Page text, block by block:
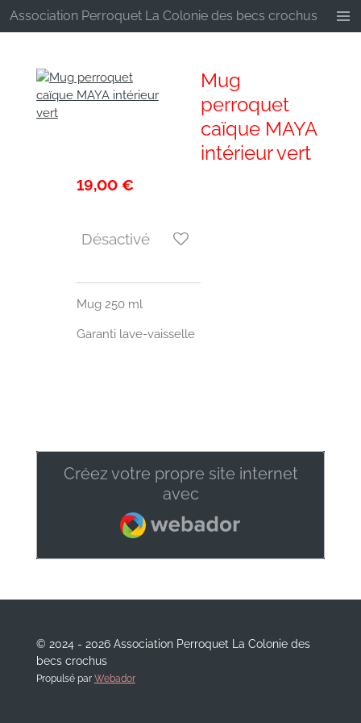
Passer
au
principal
Association Perroquet La Colonie des becs crochus
Mug
perroquet
caïque MAYA
intérieur vert
19,00 €
Désactivé
Mug 250 ml
Garanti lave-vaisselle
Créez votre propre site internet
avec
Webador
© 2024 - 2026 Association Perroquet La Colonie des
becs crochus
Propulsé par Webador